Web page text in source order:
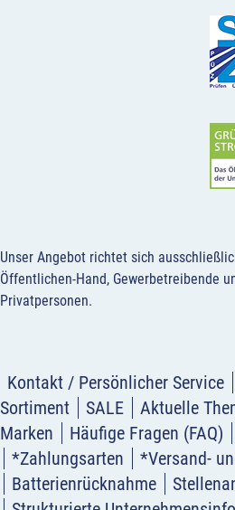
Unser Angebot richtet sich
Öffentlichen-Hand, Gewerbetreibende
Privatpersonen.
Kontakt / Persönlicher Service
Sortiment
SALE Aktuelle
Marken
Häufige Fragen (FAQ)
*Zahlungsarten
*Versand-
Batterienrücknahme